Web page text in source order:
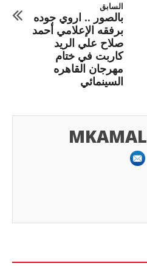
السابق
بالصور .. اروي جوده
برفقه الإعلامي أحمد
صلاح علي الريد
كاربت في ختام
مهرجان القاهره
السينمائي
MKAMAL